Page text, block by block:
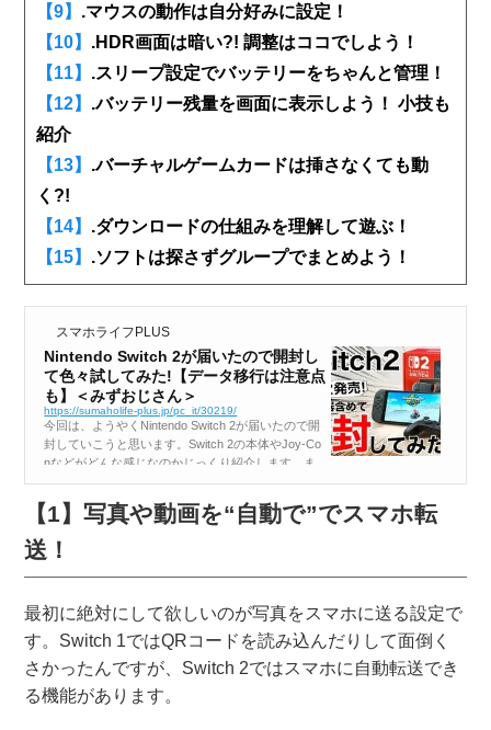
【9】 .マウスの動作は自分好みに設定！
【10】 .HDR画面は暗い?! 調整はココでしよう！
【11】 .スリープ設定でバッテリーをちゃんと管理！
【12】 .バッテリー残量を画面に表示しよう！ 小技も
紹介
【13】 .バーチャルゲームカードは挿さなくても動
く?!
【14】 .ダウンロードの仕組みを理解して遊ぶ！
【15】 .ソフトは探さずグループでまとめよう！
スマホライフPLUS
Nintendo Switch 2が届いたので開封し
て色々試してみた!【データ移行は注意点
も】＜みずおじさん＞
https://sumaholife-plus.jp/pc_it/30219/
今回は、ようやくNintendo Switch 2が届いたので開
封していこうと思います。Switch 2の本体やJoy-Co
nなどがどんな感じなのかじっくり紹介します。ま
た、Switch 1からSwitch 2へのデータ移行をどうす
ればいいのか、実際に私のSwitch...
【1】写真や動画を“自動で”でスマホ転
送！
最初に絶対にして欲しいのが写真をスマホに送る設定で
す。Switch 1ではQRコードを読み込んだりして面倒く
さかったんですが、Switch 2ではスマホに自動転送でき
る機能があります。